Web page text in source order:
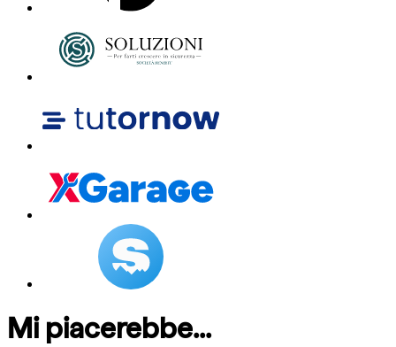
Mi piacerebbe...